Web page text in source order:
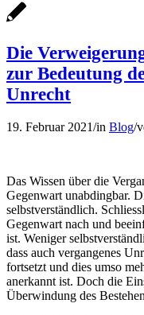
Die
zur Bedeutung
Unrecht
19. Februar 2021/in Blog/
Das Wissen über die
Gegenwart unabdingbar.
selbstverständlich.
Gegenwart nach und
ist. Weniger
dass auch vergangenes
fortsetzt und dies umso
anerkannt ist. Doch die
Überwindung des